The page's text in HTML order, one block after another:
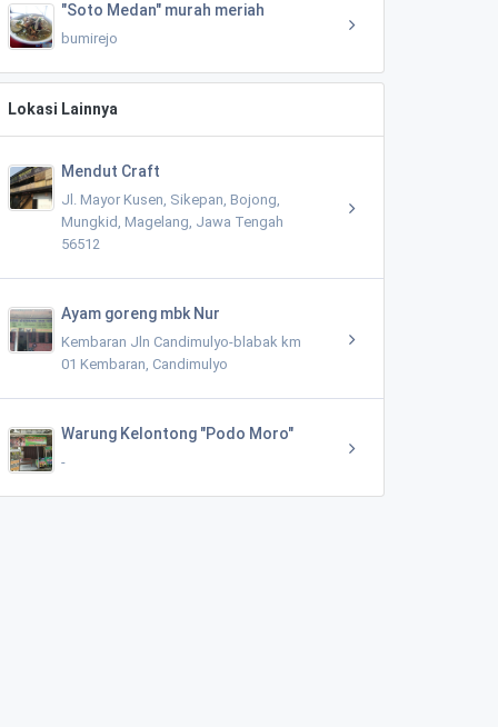
"Soto Medan" murah meriah
bumirejo
Lokasi Lainnya
Mendut Craft
Jl. Mayor Kusen, Sikepan, Bojong,
Mungkid, Magelang, Jawa Tengah
56512
Ayam goreng mbk Nur
Kembaran Jln Candimulyo-blabak km
01 Kembaran, Candimulyo
Warung Kelontong "Podo Moro"
-